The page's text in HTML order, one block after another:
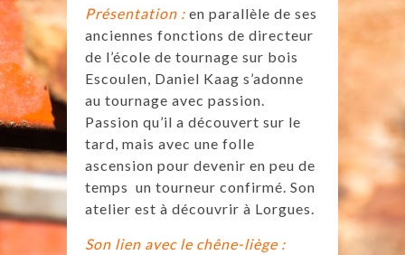
Présentation : en parallèle de ses
anciennes fonctions de directeur
de l’école de tournage sur bois
Escoulen, Daniel Kaag s’adonne
au tournage avec passion.
Passion qu’il a découvert sur le
tard, mais avec une folle
ascension pour devenir en peu de
temps un tourneur confirmé. Son
atelier est à découvrir à Lorgues.
Son lien avec le chêne-liège :